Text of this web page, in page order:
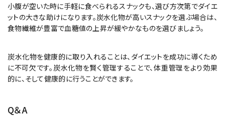
小腹が空いた時に手軽に食べられるスナックも、選び方次第でダイエ
ットの大きな助けになります。炭水化物が高いスナックを選ぶ場合は、
食物繊維が豊富で血糖値の上昇が緩やかなものを選びましょう。
炭水化物を健康的に取り入れることは、ダイエットを成功に導くため
に不可欠です。炭水化物を賢く管理することで、体重管理をより効果
的に、そして健康的に行うことができます。
Q＆A